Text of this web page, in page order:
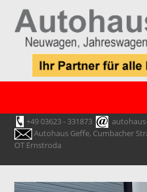
+49 03623 - 331873
Autohaus Geffe, Cumbacher
OT Ernstroda